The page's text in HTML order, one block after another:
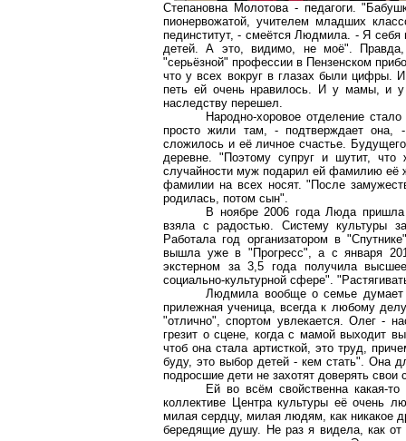
Степановна Молотова - педагоги.
пионервожатой, учителем младших
пединститут, - смеётся Людмила. - Я
детей. А это, видимо, не моё". Правда,
"серьёзной" профессии в Пензенском
что у всех вокруг в глазах были цифры.
петь ей очень нравилось. И у мамы, и у
наследству перешел.
Народно-хоровое отделение
просто жили там, - подтверждает она,
сложилось и её личное счастье.
деревне. "Поэтому супруг и шутит, что
случайности муж подарил ей фамилию её
фамилии на всех носят. "После
родилась, потом сын".
В ноябре 2006 года Люда
взяла с радостью. Систему культуры
Работала год организатором в
вышла уже в "Прогресс", а с января
экстерном за 3,5 года получила
социально-культурной сфере".
Людмила вообще о семье думает
прилежная ученица, всегда к любому
"отлично", спортом увлекается. Олег -
грезит о сцене, когда с мамой выходит
чтоб она стала артисткой, это труд,
буду, это выбор детей - кем стать". Она
подросшие дети не захотят доверять
Ей во всём свойственна какая-
коллективе Центра культуры её очень
милая сердцу, милая людям, как никакое
бередящие душу. Не раз я видела, как